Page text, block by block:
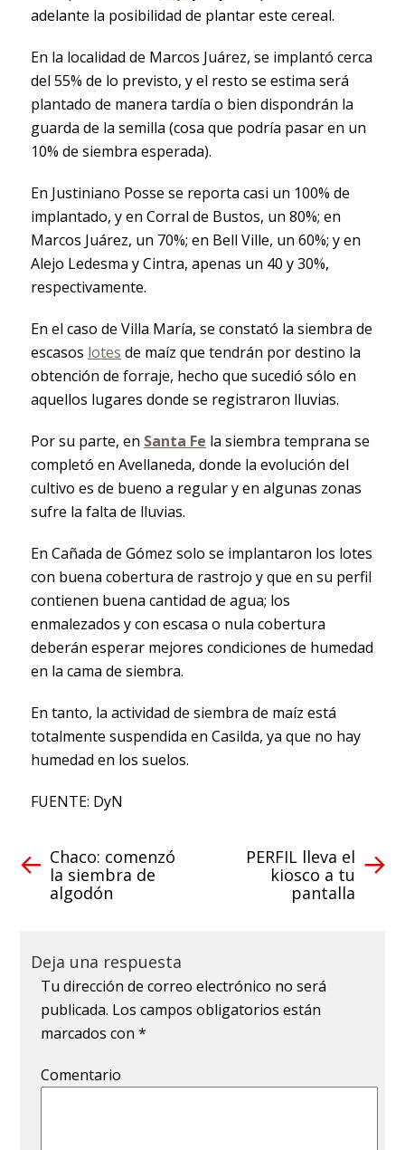
adelante la posibilidad de plantar este cereal.
En la localidad de Marcos Juárez, se implantó cerca
del 55% de lo previsto, y el resto se estima será
plantado de manera tardía o bien dispondrán la
guarda de la semilla (cosa que podría pasar en un
10% de siembra esperada).
En Justiniano Posse se reporta casi un 100% de
implantado, y en Corral de Bustos, un 80%; en
Marcos Juárez, un 70%; en Bell Ville, un 60%; y en
Alejo Ledesma y Cintra, apenas un 40 y 30%,
respectivamente.
En el caso de Villa María, se constató la siembra de
escasos lotes de maíz que tendrán por destino la
obtención de forraje, hecho que sucedió sólo en
aquellos lugares donde se registraron lluvias.
Por su parte, en Santa Fe la siembra temprana se
completó en Avellaneda, donde la evolución del
cultivo es de bueno a regular y en algunas zonas
sufre la falta de lluvias.
En Cañada de Gómez solo se implantaron los lotes
con buena cobertura de rastrojo y que en su perfil
contienen buena cantidad de agua; los
enmalezados y con escasa o nula cobertura
deberán esperar mejores condiciones de humedad
en la cama de siembra.
En tanto, la actividad de siembra de maíz está
totalmente suspendida en Casilda, ya que no hay
humedad en los suelos.
FUENTE: DyN
Chaco: comenzó
la siembra de
algodón
PERFIL lleva el
kiosco a tu
pantalla
Deja una respuesta
Tu dirección de correo electrónico no será
publicada. Los campos obligatorios están
marcados con*
Comentario